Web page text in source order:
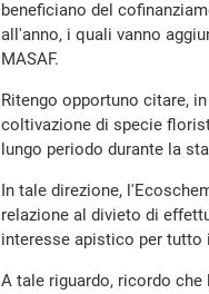
beneficiano del
all'anno, i quali vanno
MASAF.
Ritengo opportuno citare,
coltivazione di specie
lungo periodo durante la
In tale direzione,
relazione al divieto di
interesse apistico per tutto
A tale riguardo, ricordo